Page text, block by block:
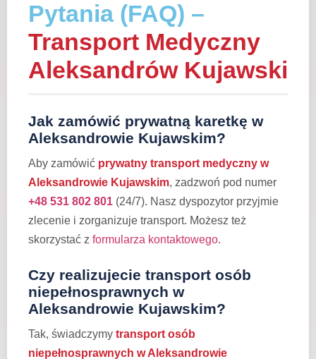
Pytania (FAQ) –
Transport Medyczny
Aleksandrów Kujawski
Jak zamówić prywatną karetkę w
Aleksandrowie Kujawskim?
Aby zamówić prywatny transport medyczny w
Aleksandrowie Kujawskim, zadzwoń pod numer
+48 531 802 801 (24/7). Nasz dyspozytor przyjmie
zlecenie i zorganizuje transport. Możesz też
skorzystać z formularza kontaktowego.
Czy realizujecie transport osób
niepełnosprawnych w
Aleksandrowie Kujawskim?
Tak, świadczymy transport osób
niepełnosprawnych w Aleksandrowie